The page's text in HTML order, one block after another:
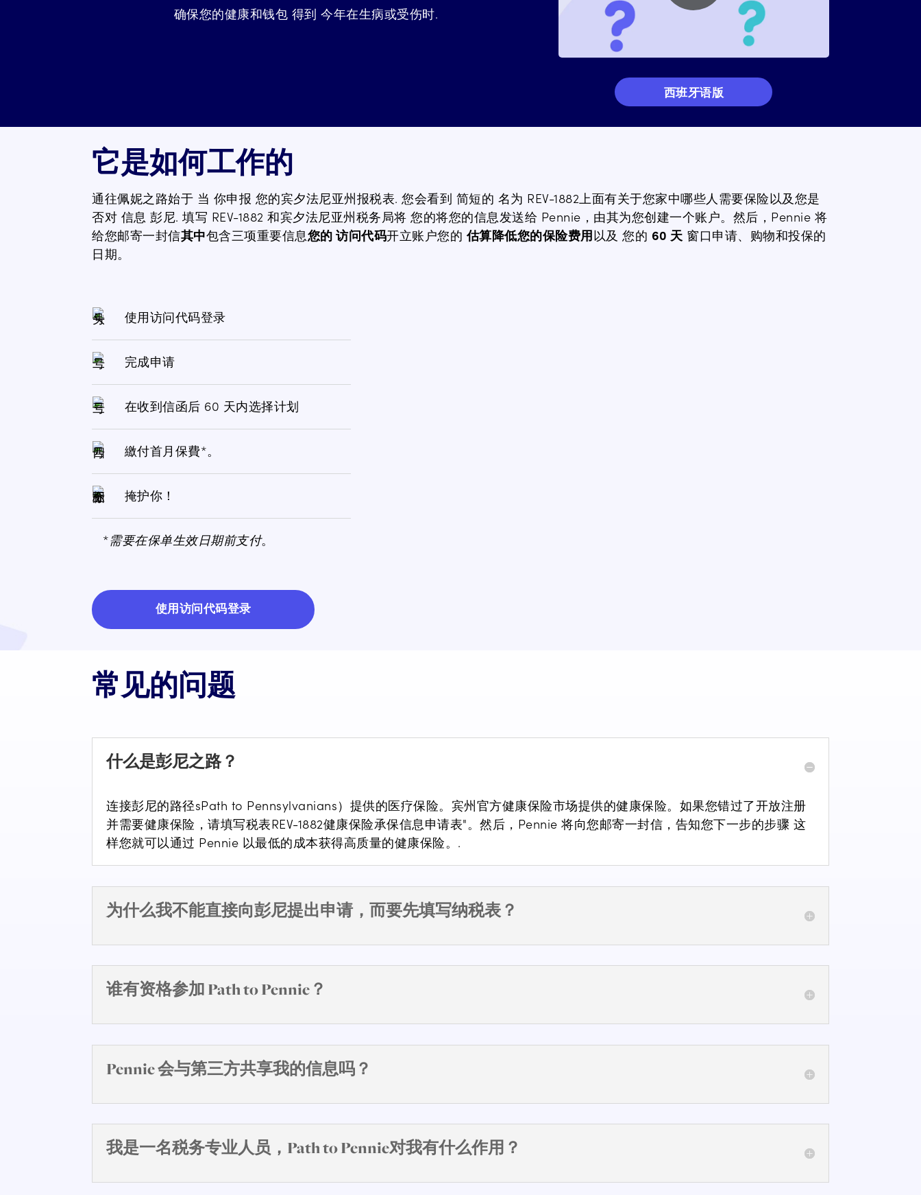
确保您的健康和钱包 得到今年在生病或受伤时.
video
西班牙语版
它是如何工作的
通往佩妮之路始于 当 你申报 您的宾夕法尼亚州报税表.您会看到 简短的 名为 REV-1882上面有关于您家中哪些人需要保险以及您是
否对 信息彭尼.填写 REV-1882和宾夕法尼亚州税务局将您的将您的信息发送给 Pennie，由其为您创建一个账户。然后，Pennie 将
给您邮寄一封信其中包含三项重要信息您的访问代码开立账户您的 估算降低您的保险费用以及您的 60 天 窗口申请、购物和投保的
日期。
使用访问代码登录
完成申请
在收到信函后 60 天内选择计划
繳付首月保費*。
掩护你！
*需要在保单生效日期前支付。
使用访问代码登录
常见的问题
什么是彭尼之路？
连接彭尼的路径sPath to Pennsylvanians）提供的医疗保险。 宾州官方健康保险市场提供的健康保险。 如果您错过了开放注册
并需要健康保险，请填写税表REV-1882健康保险承保信息申请表"。然后，Pennie 将向您邮寄一封信，告知您下一步的步骤 这
样您就可以通过 Pennie 以最低的成本获得高质量的健康保险。 .
为什么我不能直接向彭尼提出申请，而要先填写纳税表？
谁有资格参加 Path to Pennie？
Pennie 会与第三方共享我的信息吗？
我是一名税务专业人员，Path to Pennie对我有什么作用？